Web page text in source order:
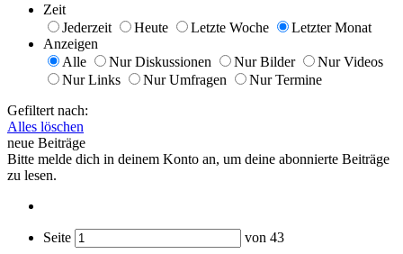
Zeit
Jederzeit
Heute Letzte Woche
Letzter Monat
Anzeigen
Alle
Nur Diskussionen Nur Bilder
Nur Videos
Nur Links
Nur Umfragen
Nur Termine
Gefiltert nach:
Alles löschen
neue Beiträge
Bitte melde dich in deinem Konto an, um deine abonnierte Beiträge
zu lesen.
Seite von 43